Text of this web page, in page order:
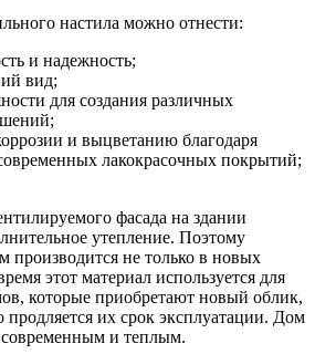
настила можно отнести:
и надежность;
вид;
для создания различных
и выцветанию благодаря
лакокрасочных покрытий;
фасада на здании
утепление. Поэтому
производится не только в новых
этот материал используется для
которые приобретают новый облик,
продляется их срок эксплуатации. Дом
и теплым.